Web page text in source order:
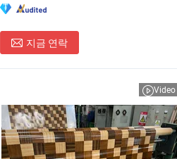
지금 연락
Video